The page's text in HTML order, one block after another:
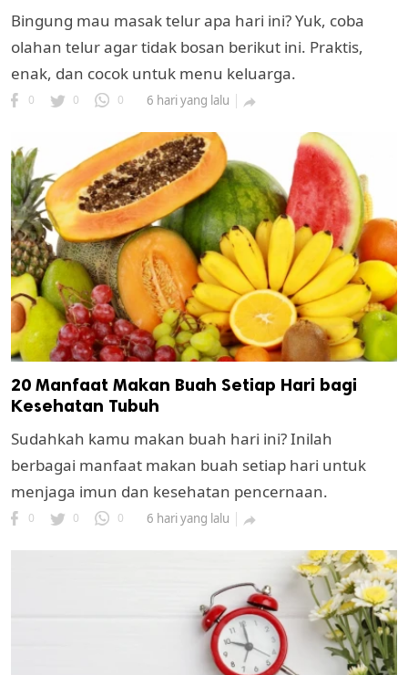
Bingung mau masak telur apa hari ini? Yuk, coba
olahan telur agar tidak bosan berikut ini. Praktis,
enak, dan cocok untuk menu keluarga.
0 0 0 6 hari yang lalu 
20 Manfaat Makan Buah Setiap Hari bagi
Kesehatan Tubuh
Sudahkah kamu makan buah hari ini? Inilah
berbagai manfaat makan buah setiap hari untuk
menjaga imun dan kesehatan pencernaan.
0 0 0 6 hari yang lalu 